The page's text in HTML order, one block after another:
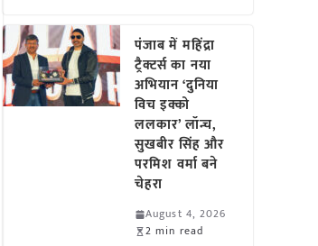
पंजाब में महिंद्रा
ट्रैक्टर्स का नया
अभियान ‘दुनिया
विच इक्को
ललकार’ लॉन्च,
सुखबीर सिंह और
परमिश वर्मा बने
चेहरा
August 4, 2026
2 min read